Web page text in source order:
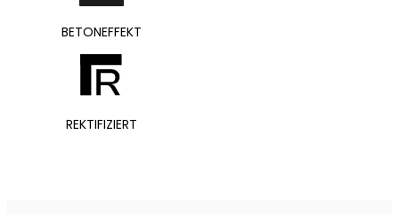
BETONEFFEKT
REKTIFIZIERT